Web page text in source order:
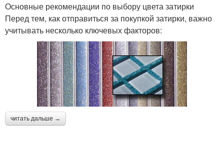
Основные рекомендации по выбору цвета затирки
Перед тем, как отправиться за покупкой затирки, важно
учитывать несколько ключевых факторов:
читать дальше →